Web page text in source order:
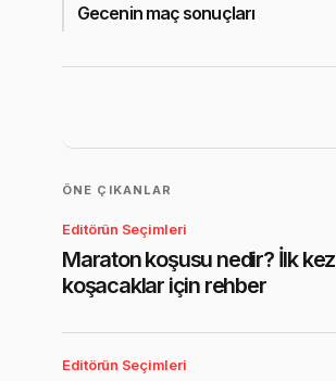
Gecenin maç sonuçları
ÖNE ÇIKANLAR
Editörün Seçimleri
Maraton koşusu nedir? İlk kez
koşacaklar için rehber
Editörün Seçimleri